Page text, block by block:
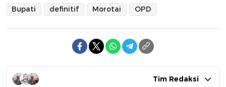
Bupati definitif Morotai OPD
Tim Redaksi